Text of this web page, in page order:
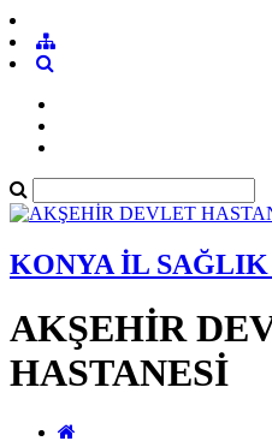
KONYA İL
AKŞEHİR
HASTANESİ